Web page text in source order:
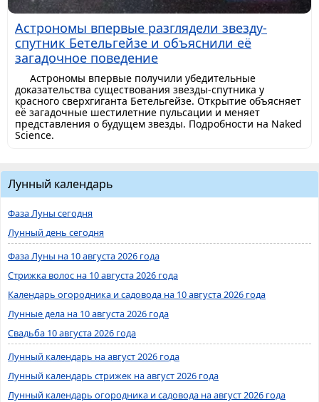
Астрономы впервые разглядели звезду-
спутник Бетельгейзе и объяснили её
загадочное поведение
Астрономы впервые получили убедительные
доказательства существования звезды-спутника у
красного сверхгиганта Бетельгейзе. Открытие объясняет
её загадочные шестилетние пульсации и меняет
представления о будущем звезды. Подробности на Naked
Science.
Лунный календарь
Фаза Луны сегодня
Лунный день сегодня
Фаза Луны на 10 августа 2026 года
Стрижка волос на 10 августа 2026 года
Календарь огородника и садовода на 10 августа 2026 года
Лунные дела на 10 августа 2026 года
Свадьба 10 августа 2026 года
Лунный календарь на август 2026 года
Лунный календарь стрижек на август 2026 года
Лунный календарь огородника и садовода на август 2026 года